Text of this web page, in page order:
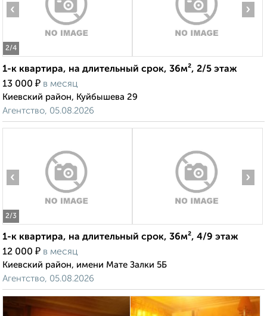
2/4
‹ ›
1-к квартира, на длительный срок, 36м², 2/5 этаж
13 000 ₽ в месяц
Киевский район, Куйбышева 29
Агентство, 05.08.2026
2/3
‹ ›
1-к квартира, на длительный срок, 36м², 4/9 этаж
12 000 ₽ в месяц
Киевский район, имени Мате Залки 5Б
Агентство, 05.08.2026